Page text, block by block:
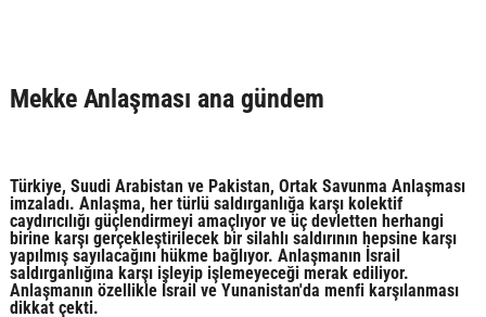
Mekke Anlaşması ana gündem
Türkiye, Suudi Arabistan ve Pakistan, Ortak Savunma Anlaşması
imzaladı. Anlaşma, her türlü saldırganlığa karşı kolektif
caydırıcılığı güçlendirmeyi amaçlıyor ve üç devletten herhangi
birine karşı gerçekleştirilecek bir silahlı saldırının hepsine karşı
yapılmış sayılacağını hükme bağlıyor. Anlaşmanın İsrail
saldırganlığına karşı işleyip işlemeyeceği merak ediliyor.
Anlaşmanın özellikle İsrail ve Yunanistan'da menfi karşılanması
dikkat çekti.